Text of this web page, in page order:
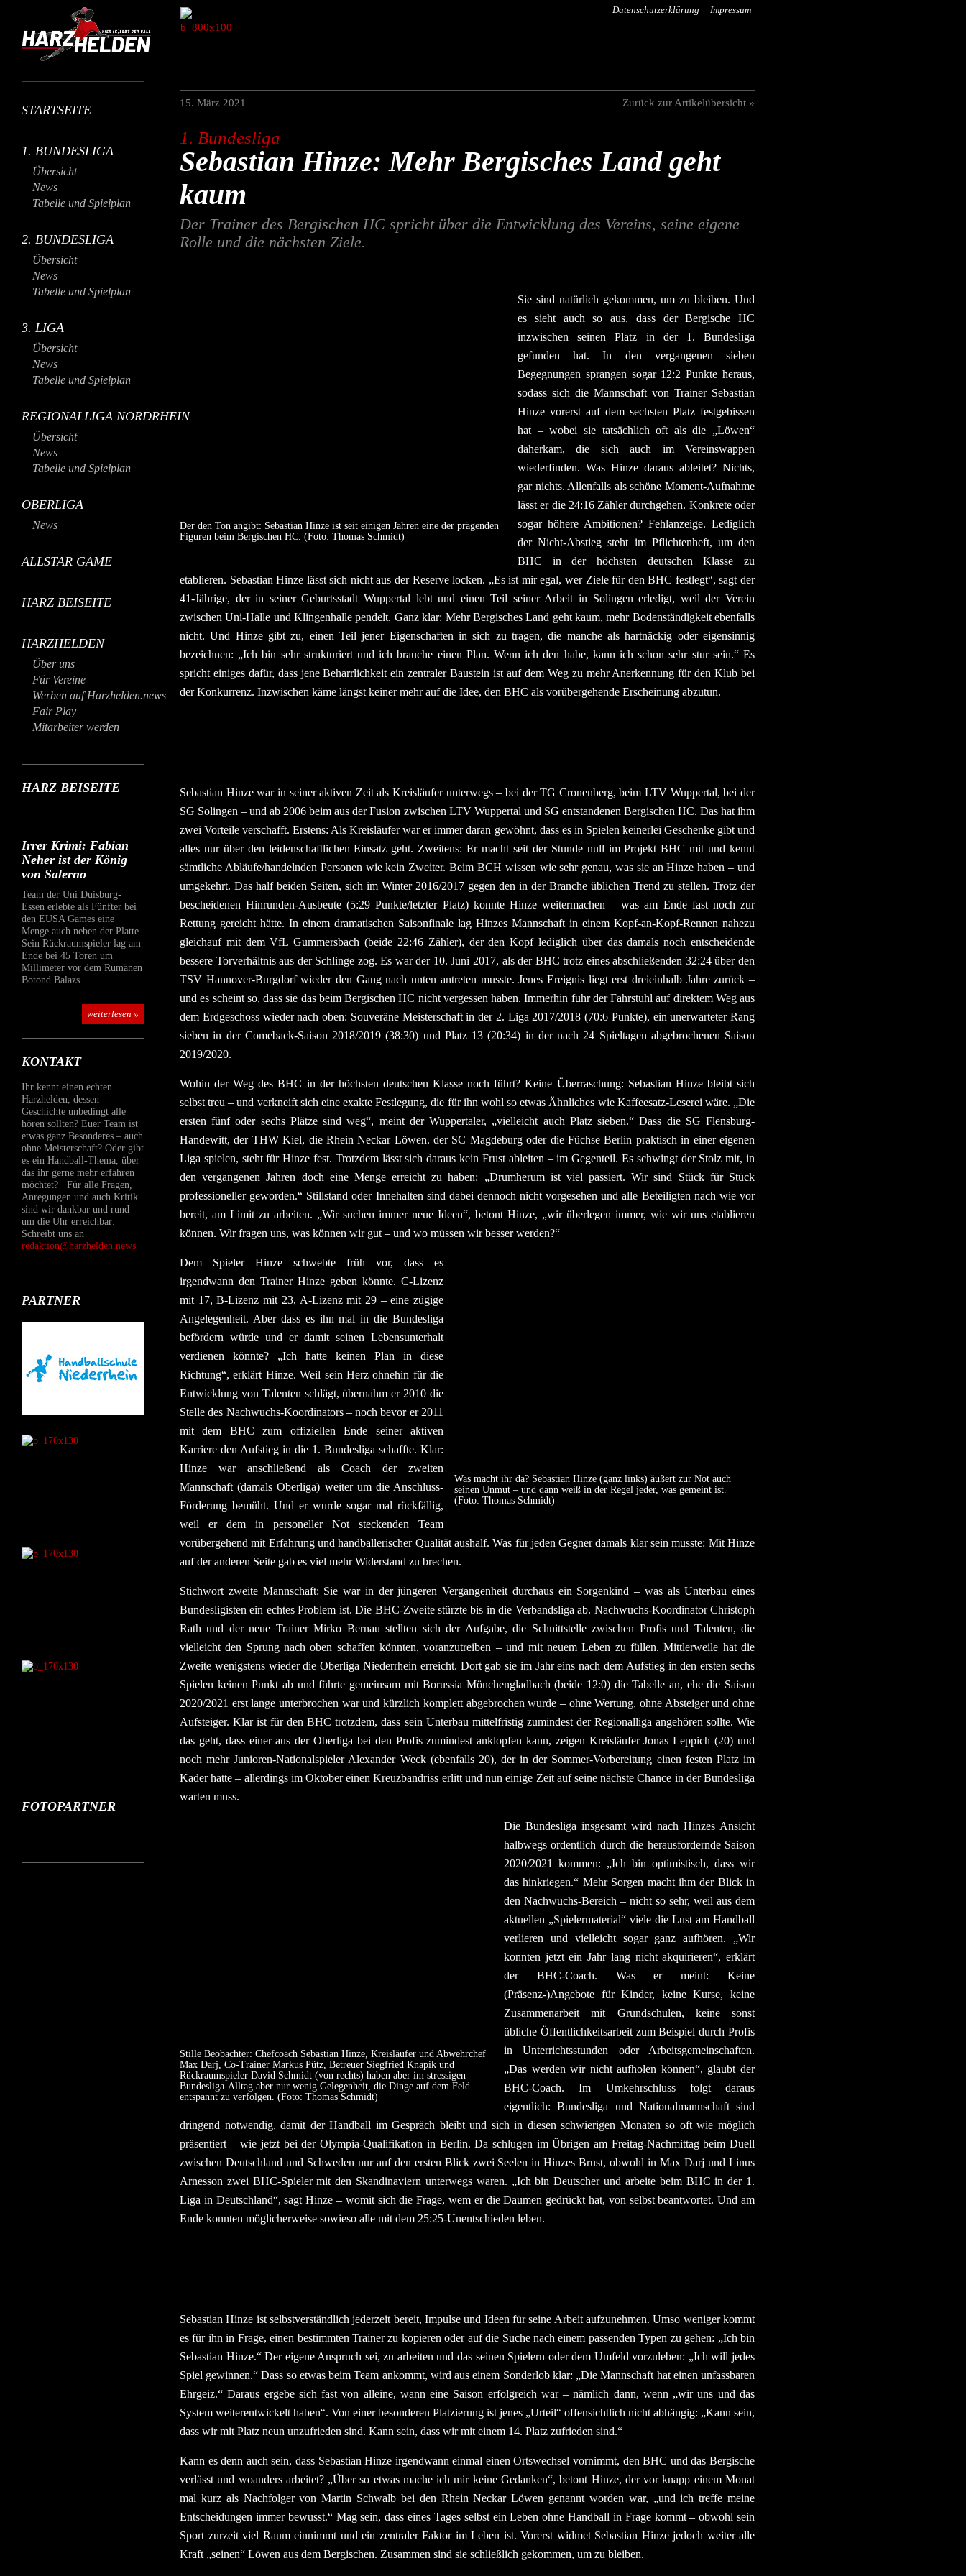
STARTSEITE
1. BUNDESLIGA
Übersicht
News
Tabelle und Spielplan
2. BUNDESLIGA
Übersicht
News
Tabelle und Spielplan
3. LIGA
Übersicht
News
Tabelle und Spielplan
REGIONALLIGA NORDRHEIN
Übersicht
News
Tabelle und Spielplan
OBERLIGA
News
ALLSTAR GAME
HARZ BEISEITE
HARZHELDEN
Über uns
Für Vereine
Werben auf Harzhelden.news
Fair Play
Mitarbeiter werden
HARZ BEISEITE
Irrer Krimi: Fabian
Neher ist der König
von Salerno
Team der Uni Duisburg-
Essen erlebte als Fünfter bei
den EUSA Games eine
Menge auch neben der Platte.
Sein Rückraumspieler lag am
Ende bei 45 Toren um
Millimeter vor dem Rumänen
Botond Balazs.
weiterlesen »
KONTAKT
Ihr kennt einen echten
Harzhelden, dessen
Geschichte unbedingt alle
hören sollten? Euer Team ist
etwas ganz Besonderes – auch
ohne Meisterschaft? Oder gibt
es ein Handball-Thema, über
das ihr gerne mehr erfahren
möchtet? Für alle Fragen,
Anregungen und auch Kritik
sind wir dankbar und rund
um die Uhr erreichbar:
Schreibt uns an
redaktion@harzhelden.news
PARTNER
FOTOPARTNER
Datenschutzerklärung Impressum
15. März 2021 Zurück zur Artikelübersicht »
1. Bundesliga
Sebastian Hinze: Mehr Bergisches Land geht
kaum
Der Trainer des Bergischen HC spricht über die Entwicklung des Vereins, seine eigene
Rolle und die nächsten Ziele.
Der den Ton angibt: Sebastian Hinze ist seit einigen Jahren eine der prägenden
Figuren beim Bergischen HC. (Foto: Thomas Schmidt)
Sie sind natürlich gekommen, um zu bleiben. Und
es sieht auch so aus, dass der Bergische HC
inzwischen seinen Platz in der 1. Bundesliga
gefunden hat. In den vergangenen sieben
Begegnungen sprangen sogar 12:2 Punkte heraus,
sodass sich die Mannschaft von Trainer Sebastian
Hinze vorerst auf dem sechsten Platz festgebissen
hat – wobei sie tatsächlich oft als die „Löwen“
daherkam, die sich auch im Vereinswappen
wiederfinden. Was Hinze daraus ableitet? Nichts,
gar nichts. Allenfalls als schöne Moment-Aufnahme
lässt er die 24:16 Zähler durchgehen. Konkrete oder
sogar höhere Ambitionen? Fehlanzeige. Lediglich
der Nicht-Abstieg steht im Pflichtenheft, um den
BHC in der höchsten deutschen Klasse zu
etablieren. Sebastian Hinze lässt sich nicht aus der Reserve locken. „Es ist mir egal, wer Ziele für den BHC festlegt“, sagt der
41-Jährige, der in seiner Geburtsstadt Wuppertal lebt und einen Teil seiner Arbeit in Solingen erledigt, weil der Verein
zwischen Uni-Halle und Klingenhalle pendelt. Ganz klar: Mehr Bergisches Land geht kaum, mehr Bodenständigkeit ebenfalls
nicht. Und Hinze gibt zu, einen Teil jener Eigenschaften in sich zu tragen, die manche als hartnäckig oder eigensinnig
bezeichnen: „Ich bin sehr strukturiert und ich brauche einen Plan. Wenn ich den habe, kann ich schon sehr stur sein.“ Es
spricht einiges dafür, dass jene Beharrlichkeit ein zentraler Baustein ist auf dem Weg zu mehr Anerkennung für den Klub bei
der Konkurrenz. Inzwischen käme längst keiner mehr auf die Idee, den BHC als vorübergehende Erscheinung abzutun.
Sebastian Hinze war in seiner aktiven Zeit als Kreisläufer unterwegs – bei der TG Cronenberg, beim LTV Wuppertal, bei der
SG Solingen – und ab 2006 beim aus der Fusion zwischen LTV Wuppertal und SG entstandenen Bergischen HC. Das hat ihm
zwei Vorteile verschafft. Erstens: Als Kreisläufer war er immer daran gewöhnt, dass es in Spielen keinerlei Geschenke gibt und
alles nur über den leidenschaftlichen Einsatz geht. Zweitens: Er macht seit der Stunde null im Projekt BHC mit und kennt
sämtliche Abläufe/handelnden Personen wie kein Zweiter. Beim BCH wissen wie sehr genau, was sie an Hinze haben – und
umgekehrt. Das half beiden Seiten, sich im Winter 2016/2017 gegen den in der Branche üblichen Trend zu stellen. Trotz der
bescheidenen Hinrunden-Ausbeute (5:29 Punkte/letzter Platz) konnte Hinze weitermachen – was am Ende fast noch zur
Rettung gereicht hätte. In einem dramatischen Saisonfinale lag Hinzes Mannschaft in einem Kopf-an-Kopf-Rennen nahezu
gleichauf mit dem VfL Gummersbach (beide 22:46 Zähler), der den Kopf lediglich über das damals noch entscheidende
bessere Torverhältnis aus der Schlinge zog. Es war der 10. Juni 2017, als der BHC trotz eines abschließenden 32:24 über den
TSV Hannover-Burgdorf wieder den Gang nach unten antreten musste. Jenes Ereignis liegt erst dreieinhalb Jahre zurück –
und es scheint so, dass sie das beim Bergischen HC nicht vergessen haben. Immerhin fuhr der Fahrstuhl auf direktem Weg aus
dem Erdgeschoss wieder nach oben: Souveräne Meisterschaft in der 2. Liga 2017/2018 (70:6 Punkte), ein unerwarteter Rang
sieben in der Comeback-Saison 2018/2019 (38:30) und Platz 13 (20:34) in der nach 24 Spieltagen abgebrochenen Saison
2019/2020.
Wohin der Weg des BHC in der höchsten deutschen Klasse noch führt? Keine Überraschung: Sebastian Hinze bleibt sich
selbst treu – und verkneift sich eine exakte Festlegung, die für ihn wohl so etwas Ähnliches wie Kaffeesatz-Leserei wäre. „Die
ersten fünf oder sechs Plätze sind weg“, meint der Wuppertaler, „vielleicht auch Platz sieben.“ Dass die SG Flensburg-
Handewitt, der THW Kiel, die Rhein Neckar Löwen. der SC Magdeburg oder die Füchse Berlin praktisch in einer eigenen
Liga spielen, steht für Hinze fest. Trotzdem lässt sich daraus kein Frust ableiten – im Gegenteil. Es schwingt der Stolz mit, in
den vergangenen Jahren doch eine Menge erreicht zu haben: „Drumherum ist viel passiert. Wir sind Stück für Stück
professioneller geworden.“ Stillstand oder Innehalten sind dabei dennoch nicht vorgesehen und alle Beteiligten nach wie vor
bereit, am Limit zu arbeiten. „Wir suchen immer neue Ideen“, betont Hinze, „wir überlegen immer, wie wir uns etablieren
können. Wir fragen uns, was können wir gut – und wo müssen wir besser werden?“
Was macht ihr da? Sebastian Hinze (ganz links) äußert zur Not auch
seinen Unmut – und dann weiß in der Regel jeder, was gemeint ist.
(Foto: Thomas Schmidt)
Dem Spieler Hinze schwebte früh vor, dass es
irgendwann den Trainer Hinze geben könnte. C-Lizenz
mit 17, B-Lizenz mit 23, A-Lizenz mit 29 – eine zügige
Angelegenheit. Aber dass es ihn mal in die Bundesliga
befördern würde und er damit seinen Lebensunterhalt
verdienen könnte? „Ich hatte keinen Plan in diese
Richtung“, erklärt Hinze. Weil sein Herz ohnehin für die
Entwicklung von Talenten schlägt, übernahm er 2010 die
Stelle des Nachwuchs-Koordinators – noch bevor er 2011
mit dem BHC zum offiziellen Ende seiner aktiven
Karriere den Aufstieg in die 1. Bundesliga schaffte. Klar:
Hinze war anschließend als Coach der zweiten
Mannschaft (damals Oberliga) weiter um die Anschluss-
Förderung bemüht. Und er wurde sogar mal rückfällig,
weil er dem in personeller Not steckenden Team
vorübergehend mit Erfahrung und handballerischer Qualität aushalf. Was für jeden Gegner damals klar sein musste: Mit Hinze
auf der anderen Seite gab es viel mehr Widerstand zu brechen.
Stichwort zweite Mannschaft: Sie war in der jüngeren Vergangenheit durchaus ein Sorgenkind – was als Unterbau eines
Bundesligisten ein echtes Problem ist. Die BHC-Zweite stürzte bis in die Verbandsliga ab. Nachwuchs-Koordinator Christoph
Rath und der neue Trainer Mirko Bernau stellten sich der Aufgabe, die Schnittstelle zwischen Profis und Talenten, die
vielleicht den Sprung nach oben schaffen könnten, voranzutreiben – und mit neuem Leben zu füllen. Mittlerweile hat die
Zweite wenigstens wieder die Oberliga Niederrhein erreicht. Dort gab sie im Jahr eins nach dem Aufstieg in den ersten sechs
Spielen keinen Punkt ab und führte gemeinsam mit Borussia Mönchengladbach (beide 12:0) die Tabelle an, ehe die Saison
2020/2021 erst lange unterbrochen war und kürzlich komplett abgebrochen wurde – ohne Wertung, ohne Absteiger und ohne
Aufsteiger. Klar ist für den BHC trotzdem, dass sein Unterbau mittelfristig zumindest der Regionalliga angehören sollte. Wie
das geht, dass einer aus der Oberliga bei den Profis zumindest anklopfen kann, zeigen Kreisläufer Jonas Leppich (20) und
noch mehr Junioren-Nationalspieler Alexander Weck (ebenfalls 20), der in der Sommer-Vorbereitung einen festen Platz im
Kader hatte – allerdings im Oktober einen Kreuzbandriss erlitt und nun einige Zeit auf seine nächste Chance in der Bundesliga
warten muss.
Stille Beobachter: Chefcoach Sebastian Hinze, Kreisläufer und Abwehrchef
Max Darj, Co-Trainer Markus Pütz, Betreuer Siegfried Knapik und
Rückraumspieler David Schmidt (von rechts) haben aber im stressigen
Bundesliga-Alltag aber nur wenig Gelegenheit, die Dinge auf dem Feld
entspannt zu verfolgen. (Foto: Thomas Schmidt)
Die Bundesliga insgesamt wird nach Hinzes Ansicht
halbwegs ordentlich durch die herausfordernde Saison
2020/2021 kommen: „Ich bin optimistisch, dass wir
das hinkriegen.“ Mehr Sorgen macht ihm der Blick in
den Nachwuchs-Bereich – nicht so sehr, weil aus dem
aktuellen „Spielermaterial“ viele die Lust am Handball
verlieren und vielleicht sogar ganz aufhören. „Wir
konnten jetzt ein Jahr lang nicht akquirieren“, erklärt
der BHC-Coach. Was er meint: Keine
(Präsenz-)Angebote für Kinder, keine Kurse, keine
Zusammenarbeit mit Grundschulen, keine sonst
übliche Öffentlichkeitsarbeit zum Beispiel durch Profis
in Unterrichtsstunden oder Arbeitsgemeinschaften.
„Das werden wir nicht aufholen können“, glaubt der
BHC-Coach. Im Umkehrschluss folgt daraus
eigentlich: Bundesliga und Nationalmannschaft sind
dringend notwendig, damit der Handball im Gespräch bleibt und sich in diesen schwierigen Monaten so oft wie möglich
präsentiert – wie jetzt bei der Olympia-Qualifikation in Berlin. Da schlugen im Übrigen am Freitag-Nachmittag beim Duell
zwischen Deutschland und Schweden nur auf den ersten Blick zwei Seelen in Hinzes Brust, obwohl in Max Darj und Linus
Arnesson zwei BHC-Spieler mit den Skandinaviern unterwegs waren. „Ich bin Deutscher und arbeite beim BHC in der 1.
Liga in Deutschland“, sagt Hinze – womit sich die Frage, wem er die Daumen gedrückt hat, von selbst beantwortet. Und am
Ende konnten möglicherweise sowieso alle mit dem 25:25-Unentschieden leben.
Sebastian Hinze ist selbstverständlich jederzeit bereit, Impulse und Ideen für seine Arbeit aufzunehmen. Umso weniger kommt
es für ihn in Frage, einen bestimmten Trainer zu kopieren oder auf die Suche nach einem passenden Typen zu gehen: „Ich bin
Sebastian Hinze.“ Der eigene Anspruch sei, zu arbeiten und das seinen Spielern oder dem Umfeld vorzuleben: „Ich will jedes
Spiel gewinnen.“ Dass so etwas beim Team ankommt, wird aus einem Sonderlob klar: „Die Mannschaft hat einen unfassbaren
Ehrgeiz.“ Daraus ergebe sich fast von alleine, wann eine Saison erfolgreich war – nämlich dann, wenn „wir uns und das
System weiterentwickelt haben“. Von einer besonderen Platzierung ist jenes „Urteil“ offensichtlich nicht abhängig: „Kann sein,
dass wir mit Platz neun unzufrieden sind. Kann sein, dass wir mit einem 14. Platz zufrieden sind.“
Kann es denn auch sein, dass Sebastian Hinze irgendwann einmal einen Ortswechsel vornimmt, den BHC und das Bergische
verlässt und woanders arbeitet? „Über so etwas mache ich mir keine Gedanken“, betont Hinze, der vor knapp einem Monat
mal kurz als Nachfolger von Martin Schwalb bei den Rhein Neckar Löwen genannt worden war, „und ich treffe meine
Entscheidungen immer bewusst.“ Mag sein, dass eines Tages selbst ein Leben ohne Handball in Frage kommt – obwohl sein
Sport zurzeit viel Raum einnimmt und ein zentraler Faktor im Leben ist. Vorerst widmet Sebastian Hinze jedoch weiter alle
Kraft „seinen“ Löwen aus dem Bergischen. Zusammen sind sie schließlich gekommen, um zu bleiben.